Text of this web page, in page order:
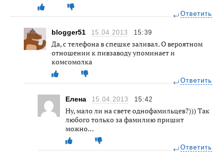
Ответить
blogger51 15.04.2013 15:39
Да, с телефона в спешке заливал. О вероятном
отношении к пивзаводу упоминает и
комсомолка
Ответить
Елена 15.04.2013 15:42
Ну, мало ли на свете однофамильцев?))) Так
любого только за фамилию пришит
можно…
Ответить